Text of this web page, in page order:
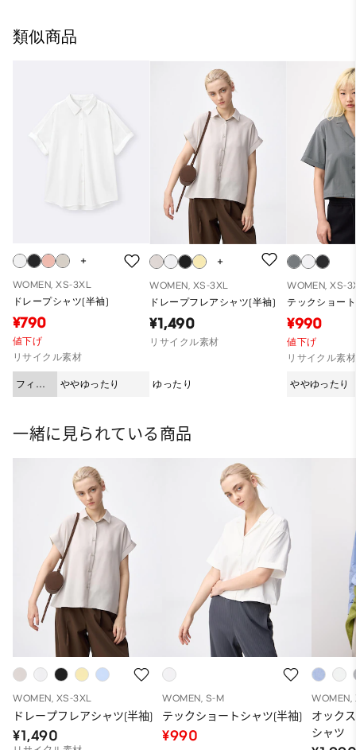
類似商品
WOMEN, XS-3XL
ドレープシャツ(半袖)
¥790
値下げ
リサイクル素材
フィッ
ト
ややゆったり
WOMEN, XS-3XL
ドレープフレアシャツ(半袖)
¥1,490
リサイクル素材
ゆったり
WOMEN, XS-
テックショー
¥990
値下げ
リサイクル素材
ややゆったり
一緒に見られている商品
WOMEN, XS-3XL
ドレープフレアシャツ(半袖)
¥1,490
WOMEN, S-M
テックショートシャツ(半袖)
¥990
WOMEN,
オック
シャツ